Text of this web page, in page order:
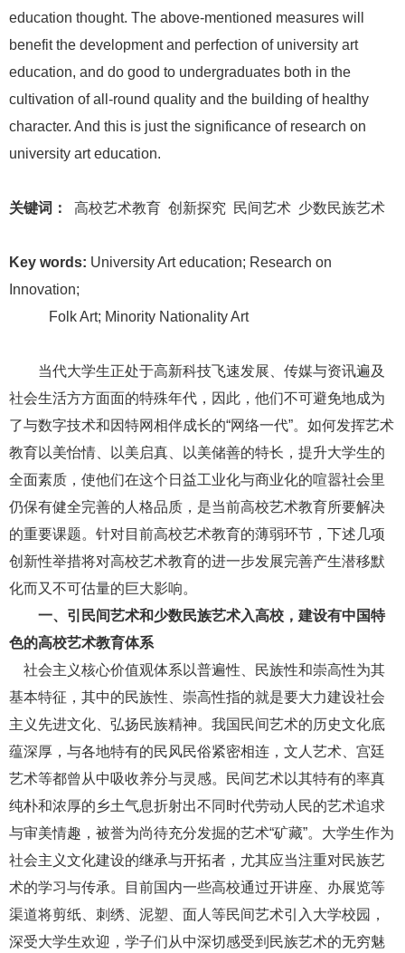
education thought. The above-mentioned measures will
benefit the development and perfection of university art
education, and do good to undergraduates both in the
cultivation of all-round quality and the building of healthy
character. And this is just the significance of research on
university art education.
关键词： 高校艺术教育 创新探究 民间艺术 少数民族艺术
Key words: University Art education; Research on
Innovation;
Folk Art; Minority Nationality Art
当代大学生正处于高新科技飞速发展、传媒与资讯遍及
社会生活方方面面的特殊年代，因此，他们不可避免地成为
了与数字技术和因特网相伴成长的“网络一代”。如何发挥艺术
教育以美怡情、以美启真、以美储善的特长，提升大学生的
全面素质，使他们在这个日益工业化与商业化的喧嚣社会里
仍保有健全完善的人格品质，是当前高校艺术教育所要解决
的重要课题。针对目前高校艺术教育的薄弱环节，下述几项
创新性举措将对高校艺术教育的进一步发展完善产生潜移默
化而又不可估量的巨大影响。
一、引民间艺术和少数民族艺术入高校，建设有中国特
色的高校艺术教育体系
社会主义核心价值观体系以普遍性、民族性和崇高性为其
基本特征，其中的民族性、崇高性指的就是要大力建设社会
主义先进文化、弘扬民族精神。我国民间艺术的历史文化底
蕴深厚，与各地特有的民风民俗紧密相连，文人艺术、宫廷
艺术等都曾从中吸收养分与灵感。民间艺术以其特有的率真
纯朴和浓厚的乡土气息折射出不同时代劳动人民的艺术追求
与审美情趣，被誉为尚待充分发掘的艺术“矿藏”。大学生作为
社会主义文化建设的继承与开拓者，尤其应当注重对民族艺
术的学习与传承。目前国内一些高校通过开讲座、办展览等
渠道将剪纸、刺绣、泥塑、面人等民间艺术引入大学校园，
深受大学生欢迎，学子们从中深切感受到民族艺术的无穷魅